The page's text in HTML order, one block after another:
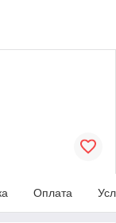
Оплата